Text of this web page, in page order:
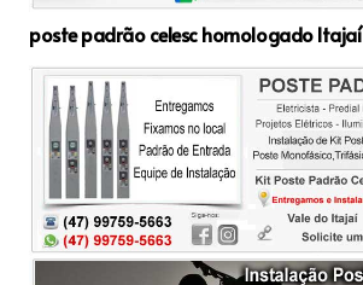
poste padrão celesc homologado Itajaí